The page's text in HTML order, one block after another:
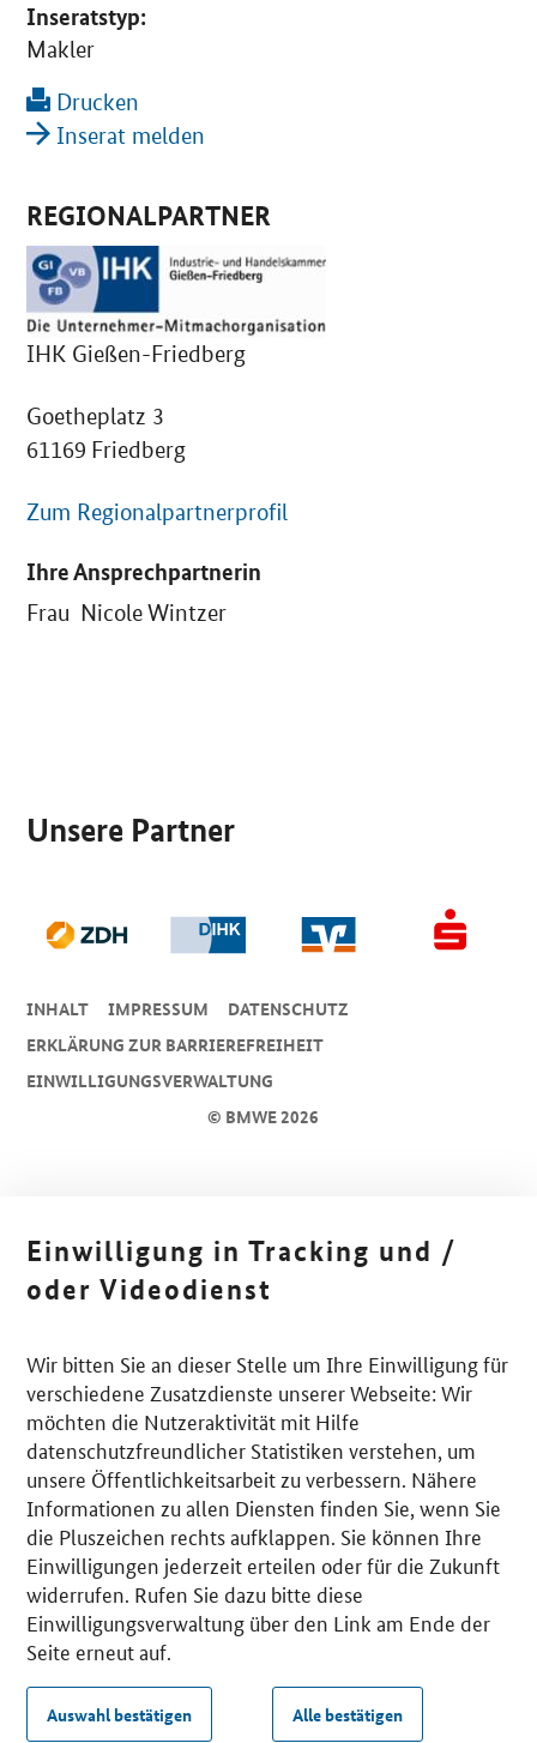
Inseratstyp:
Makler
Drucken
Inserat melden
REGIONALPARTNER
IHK Gießen-Friedberg
Goetheplatz 3
61169 Friedberg
Zum Regionalpartnerprofil
Ihre Ansprechpartnerin
Frau Nicole Wintzer
Unsere Partner
© BMWE 2026
INHALT IMPRESSUM
DA­TEN­SCHUTZ
ERKLÄRUNG ZUR BARRIEREFREIHEIT
EINWILLIGUNGSVERWALTUNG
Einwilligung in Tracking und /
oder Videodienst
Wir bitten Sie an dieser Stelle um Ihre Einwilligung für
verschiedene Zusatzdienste unserer Webseite: Wir
möchten die Nutzeraktivität mit Hilfe
datenschutzfreundlicher Statistiken verstehen, um
unsere Öffentlichkeitsarbeit zu verbessern. Nähere
Informationen zu allen Diensten finden Sie, wenn Sie
die Pluszeichen rechts aufklappen. Sie können Ihre
Einwilligungen jederzeit erteilen oder für die Zukunft
widerrufen. Rufen Sie dazu bitte diese
Einwilligungsverwaltung über den Link am Ende der
Seite erneut auf.
Auswahl bestätigen Alle bestätigen